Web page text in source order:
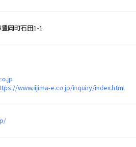
岡町石田1-1
www.iijima-e.co.jp/inquiry/index.html